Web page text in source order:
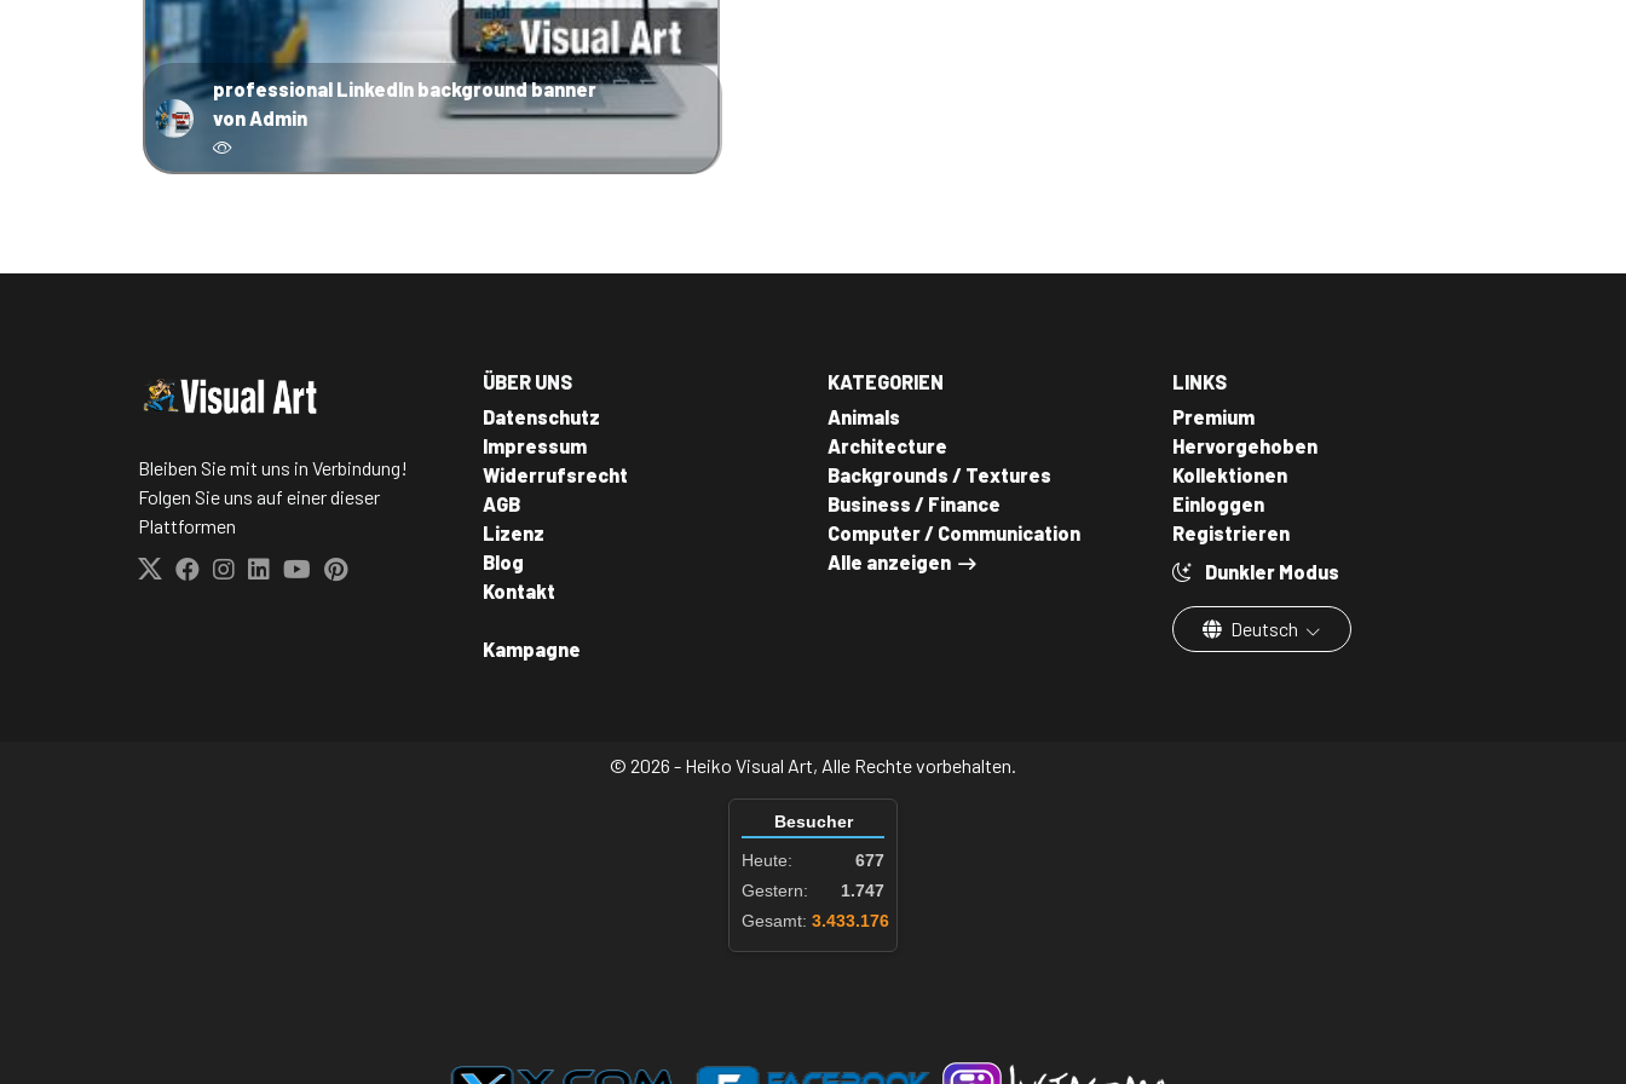
professional LinkedIn background banner
von Admin
Bleiben Sie mit uns in Verbindung!
Folgen Sie uns auf einer dieser
Plattformen
ÜBER UNS
Datenschutz
Impressum
Widerrufsrecht
AGB
Lizenz
Blog
Kontakt
Kampagne
KATEGORIEN
Animals
Architecture
Backgrounds / Textures
Business / Finance
Computer / Communication
Alle anzeigen
LINKS
Premium
Hervorgehoben
Kollektionen
Einloggen
Registrieren
Dunkler Modus
Deutsch
© 2026 - Heiko Visual Art, Alle Rechte vorbehalten.
Besucher
Heute:
677
Gestern:
1.747
Gesamt: 3.433.176